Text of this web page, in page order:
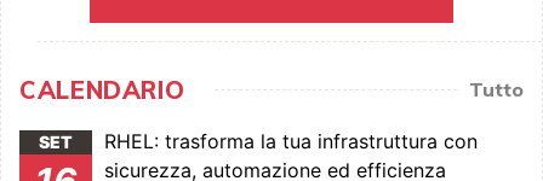
CALENDARIO Tutto
SET
RHEL: trasforma la tua infrastruttura con
sicurezza, automazione ed efficienza